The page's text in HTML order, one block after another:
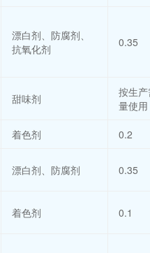
漂白剂、防腐剂、
抗氧化剂
0.35
甜味剂
按生
量使用
着色剂 0.2
漂白剂、防腐剂 0.35
着色剂 0.1